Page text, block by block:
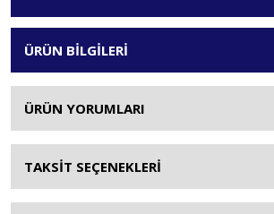
ÜRÜN BİLGİLERİ
ÜRÜN YORUMLARI
TAKSİT SEÇENEKLERİ